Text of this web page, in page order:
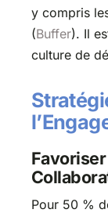
y compris
(Buffer)​. Il
culture de
Pour 50 %